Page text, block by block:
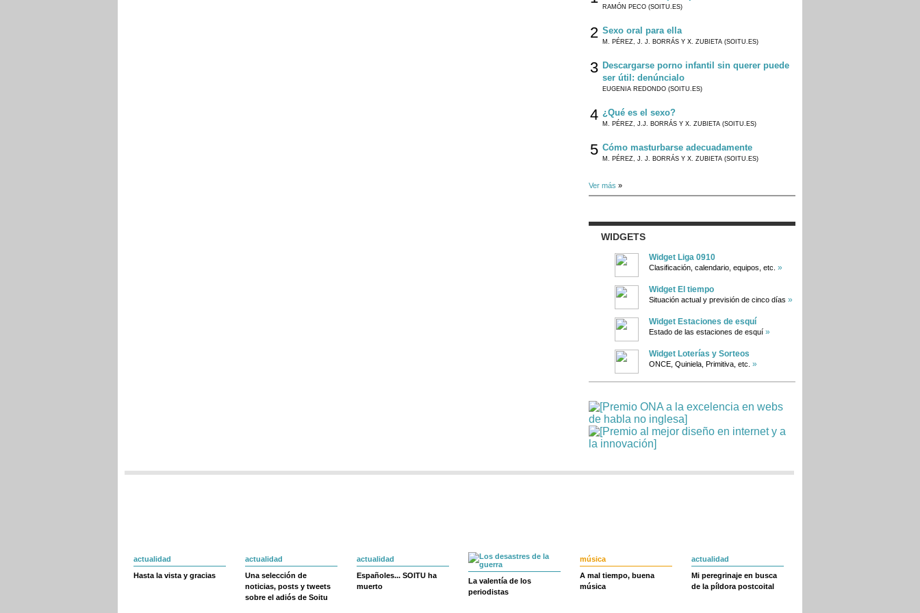
RAMÓN PECO (SOITU.ES)
2 Sexo oral para ella
M. PÉREZ, J. J. BORRÁS Y X. ZUBIETA (SOITU.ES)
3 Descargarse porno infantil sin querer puede
ser útil: denúncialo
EUGENIA REDONDO (SOITU.ES)
4 ¿Qué es el sexo?
M. PÉREZ, J.J. BORRÁS Y X. ZUBIETA (SOITU.ES)
5 Cómo masturbarse adecuadamente
M. PÉREZ, J. J. BORRÁS Y X. ZUBIETA (SOITU.ES)
Ver más »
WIDGETS
Widget Liga 0910
Clasificación, calendario, equipos, etc. »
Widget El tiempo
Situación actual y previsión de cinco días »
Widget Estaciones de esquí
Estado de las estaciones de esquí »
Widget Loterías y Sorteos
ONCE, Quiniela, Primitiva, etc. »
actualidad
Hasta la vista y gracias
actualidad
Una selección de
noticias, posts y tweets
sobre el adiós de Soitu
actualidad
Españoles... SOITU ha
muerto
La valentía de los
periodistas
música
A mal tiempo, buena
música
actualidad
Mi peregrinaje en busca
de la píldora postcoital